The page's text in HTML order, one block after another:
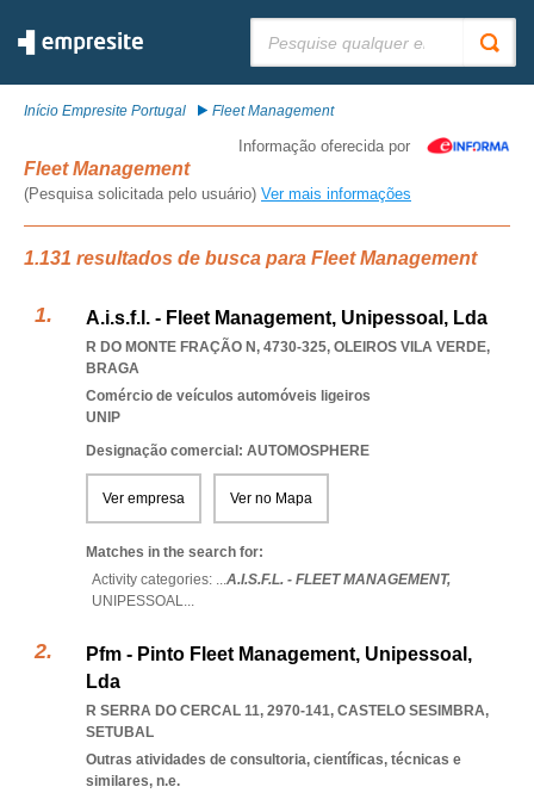
Início Empresite Portugal Fleet Management
Informação oferecida por
Fleet Management
(Pesquisa solicitada pelo usuário) Ver mais informações
1.131 resultados de busca para Fleet Management
A.i.s.f.l. - Fleet Management, Unipessoal, Lda
R DO MONTE FRAÇÃO N, 4730-325, OLEIROS VILA VERDE,
BRAGA
Comércio de veículos automóveis ligeiros
UNIP
Designação comercial: AUTOMOSPHERE
Ver empresa Ver no Mapa
Matches in the search for:
Activity categories: ...A.I.S.F.L. - FLEET MANAGEMENT,
UNIPESSOAL...
Pfm - Pinto Fleet Management, Unipessoal,
Lda
R SERRA DO CERCAL 11, 2970-141, CASTELO SESIMBRA,
SETUBAL
Outras atividades de consultoria, científicas, técnicas e
similares, n.e.